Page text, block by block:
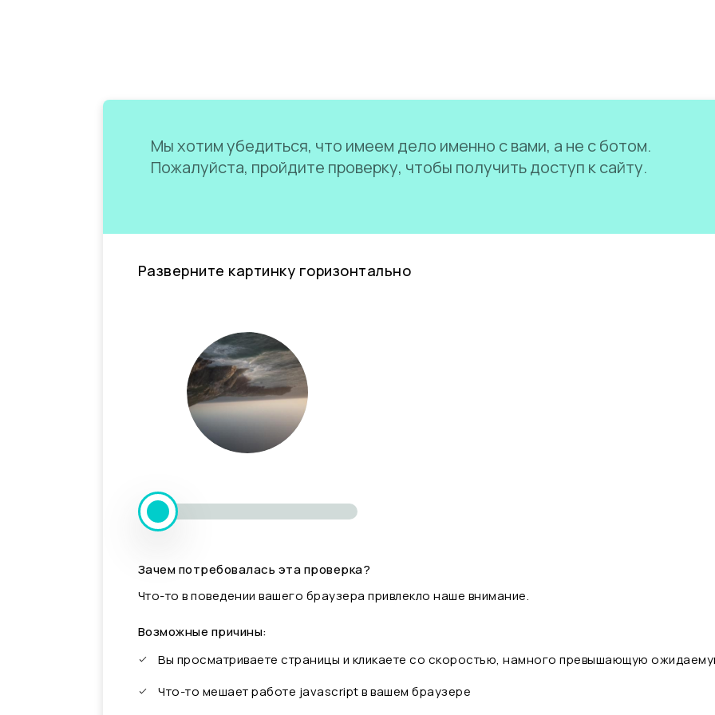
Мы хотим убедиться, что имеем дело именно с вами, а не с ботом.
Пожалуйста, пройдите проверку, чтобы получить доступ к сайту.
Разверните картинку горизонтально
Зачем потребовалась эта проверка?
Что-то в поведении вашего браузера привлекло наше внимание.
Возможные причины:
Вы просматриваете страницы и кликаете со скоростью, намного превышающую
Что-то мешает работе javascript в вашем браузере